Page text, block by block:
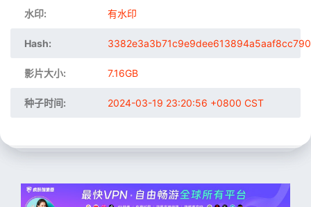
水印: 有水印
Hash:
影片大小: 7.16GB
种子时间: 2024-03-19 23:20:56 +0800 CST